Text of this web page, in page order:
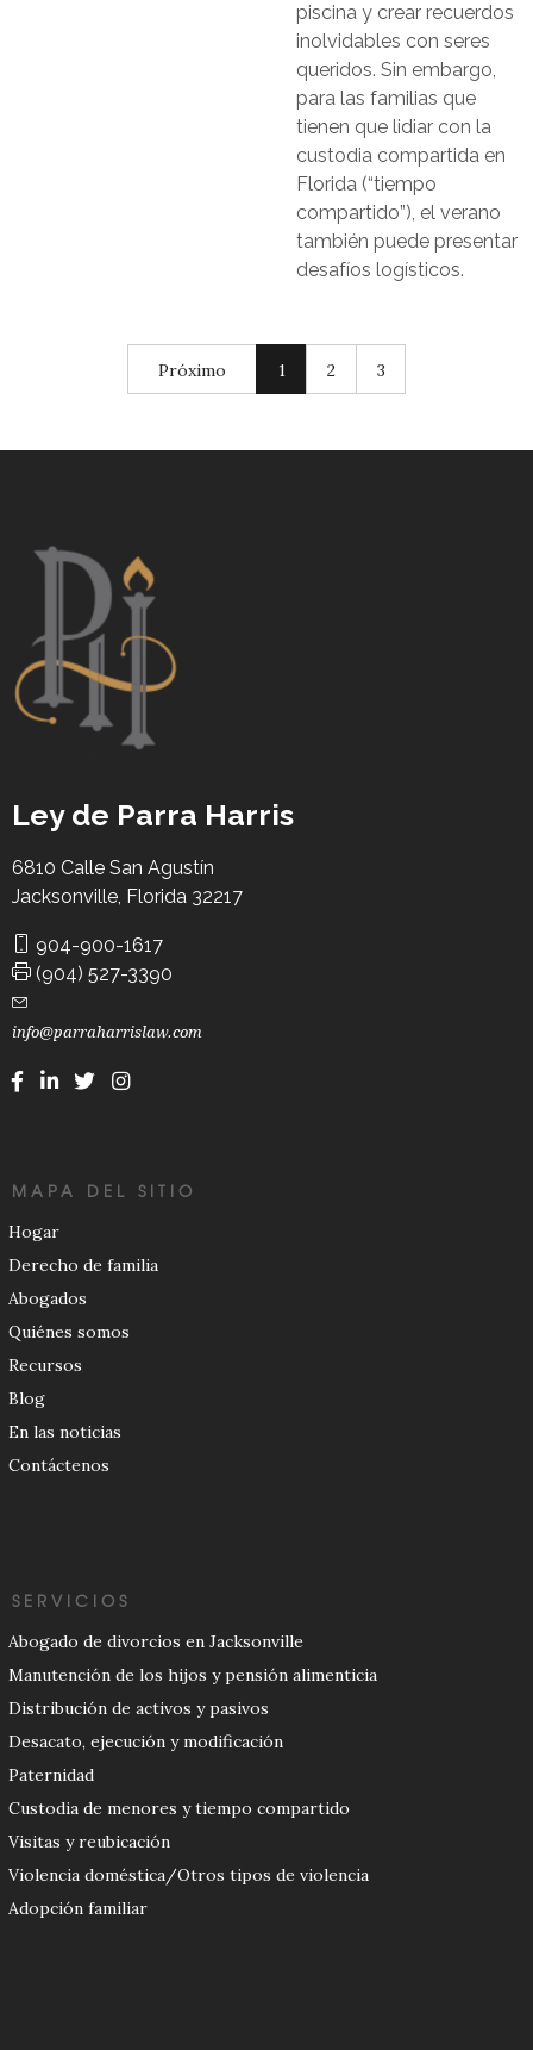
piscina y crear recuerdos
inolvidables con seres
queridos. Sin embargo,
para las familias que
tienen que lidiar con la
custodia compartida en
Florida (“tiempo
compartido”), el verano
también puede presentar
desafíos logísticos.
Próximo 1 2 3
Ley de Parra Harris
6810 Calle San Agustín
Jacksonville, Florida 32217
904-900-1617
(904) 527-3390
info@parraharrislaw.com
MAPA DEL SITIO
Hogar
Derecho de familia
Abogados
Quiénes somos
Recursos
Blog
En las noticias
Contáctenos
SERVICIOS
Abogado de divorcios en Jacksonville
Manutención de los hijos y pensión alimenticia
Distribución de activos y pasivos
Desacato, ejecución y modificación
Paternidad
Custodia de menores y tiempo compartido
Visitas y reubicación
Violencia doméstica/Otros tipos de violencia
Adopción familiar